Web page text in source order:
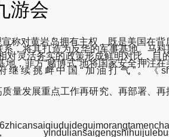
游会
对黄岩岛拥有主权，既是美国在背
，将其打造为反华的军事基地。马
灵活务实的政策形成鲜明对比，目
，菲方“赌博式”地将国家安全押注
衅中国“加油打气”。《
发展重点工作再研究、再部署、再
，